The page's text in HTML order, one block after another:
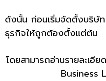
ดังนั้น ก่อนเริ่มจัดตั้งบริษัท
ธุรกิจให้ถูกต้องตั้งแต่ต้น
โดยสามารถอ่านรายละเอี
Business